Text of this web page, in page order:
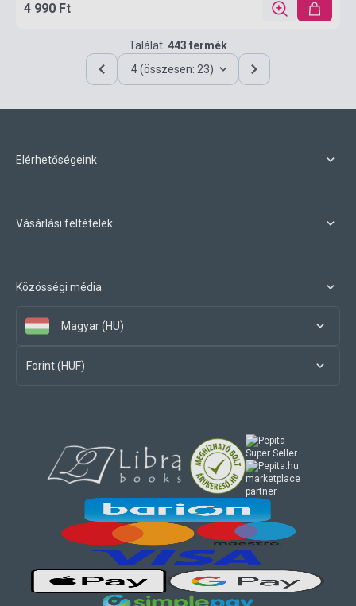
4 990 Ft
Találat: 443 termék
4 (összesen: 23)
Elérhetőségeink
Vásárlási feltételek
Közösségi média
Magyar (HU)
Forint (HUF)
marketplace
partner